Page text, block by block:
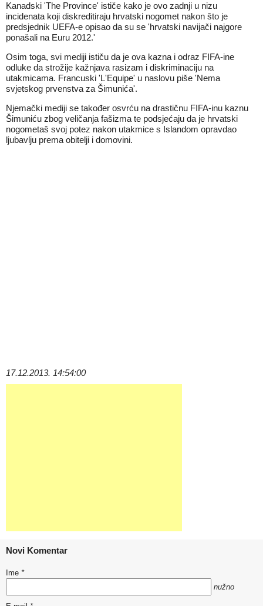
Kanadski 'The Province' ističe kako je ovo zadnji u nizu
incidenata koji diskreditiraju hrvatski nogomet nakon što je
predsjednik UEFA-e opisao da su se 'hrvatski navijači najgore
ponašali na Euru 2012.'
Osim toga, svi mediji ističu da je ova kazna i odraz FIFA-ine
odluke da strožije kažnjava rasizam i diskriminaciju na
utakmicama. Francuski 'L'Equipe' u naslovu piše 'Nema
svjetskog prvenstva za Šimunića'.
Njemački mediji se također osvrću na drastičnu FIFA-inu kaznu
Šimuniću zbog veličanja fašizma te podsjećaju da je hrvatski
nogometaš svoj potez nakon utakmice s Islandom opravdao
ljubavlju prema obitelji i domovini.
17.12.2013. 14:54:00
Novi Komentar
Ime *
nužno